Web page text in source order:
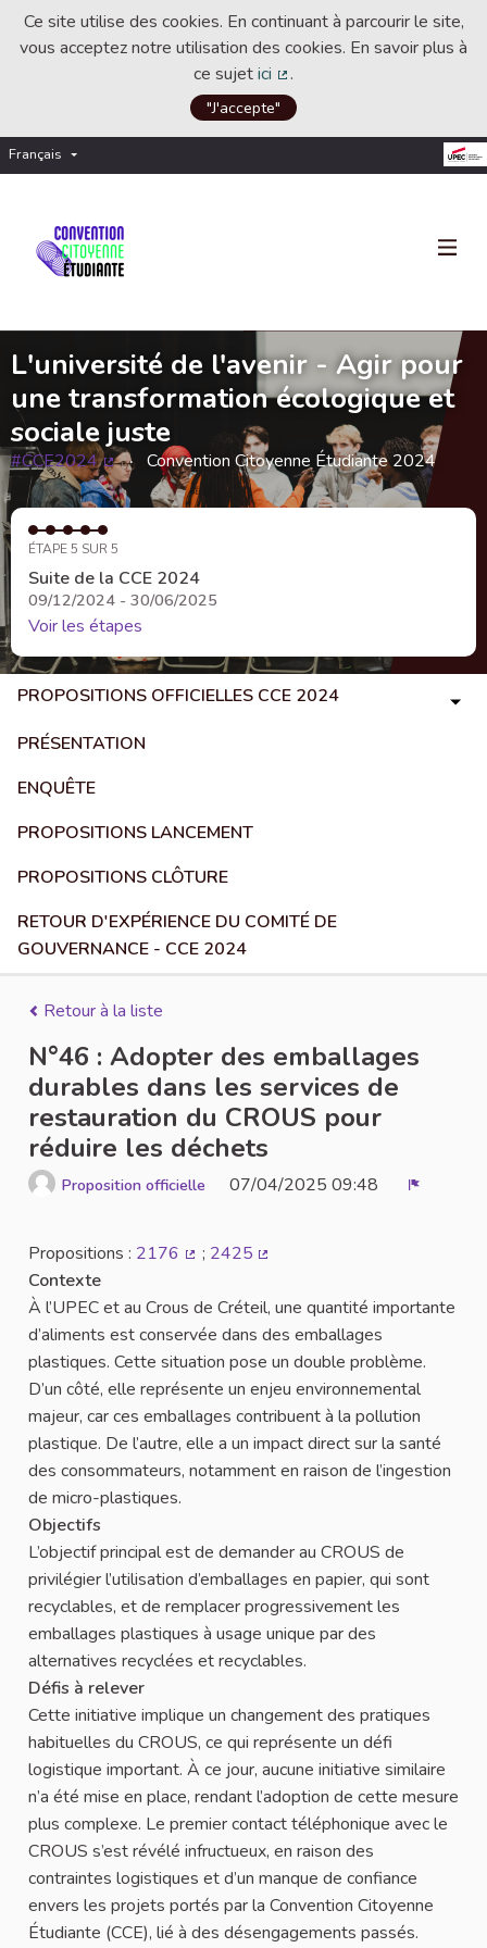
Ce site utilise des cookies. En continuant à parcourir le site,
vous acceptez notre utilisation des cookies. En savoir plus à
ce sujetici
(Lien externe)
.
"J'accepte"
Français Choisir la langue
L'université de l'avenir - Agir pour
une transformation écologique et
sociale juste
#CCE2024
(Lien externe)
Convention Citoyenne Étudiante 2024
ÉTAPE 5 SUR 5
Suite de la CCE 2024
09/12/2024 - 30/06/2025
Voir les étapes
PROPOSITIONS OFFICIELLES CCE 2024
PRÉSENTATION
ENQUÊTE
PROPOSITIONS LANCEMENT
PROPOSITIONS CLÔTURE
RETOUR D'EXPÉRIENCE DU COMITÉ DE
GOUVERNANCE - CCE 2024
Retour à la liste
N°46 : Adopter des emballages
durables dans les services de
restauration du CROUS pour
réduire les déchets
Proposition officielle 07/04/2025 09:48
Propositions : 2176 ; 2425
Contexte
À l’UPEC et au Crous de Créteil, une quantité importante
d’aliments est conservée dans des emballages
plastiques. Cette situation pose un double problème.
D’un côté, elle représente un enjeu environnemental
majeur, car ces emballages contribuent à la pollution
plastique. De l’autre, elle a un impact direct sur la santé
des consommateurs, notamment en raison de l’ingestion
de micro-plastiques.
Objectifs
L’objectif principal est de demander au CROUS de
privilégier l’utilisation d’emballages en papier, qui sont
recyclables, et de remplacer progressivement les
emballages plastiques à usage unique par des
alternatives recyclées et recyclables.
Défis à relever
Cette initiative implique un changement des pratiques
habituelles du CROUS, ce qui représente un défi
logistique important. À ce jour, aucune initiative similaire
n’a été mise en place, rendant l’adoption de cette mesure
plus complexe. Le premier contact téléphonique avec le
CROUS s’est révélé infructueux, en raison des
contraintes logistiques et d’un manque de confiance
envers les projets portés par la Convention Citoyenne
Étudiante (CCE), lié à des désengagements passés.